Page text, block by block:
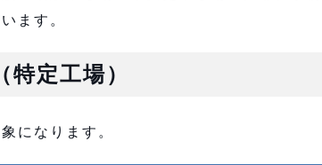
ます。
定工場）
になります。